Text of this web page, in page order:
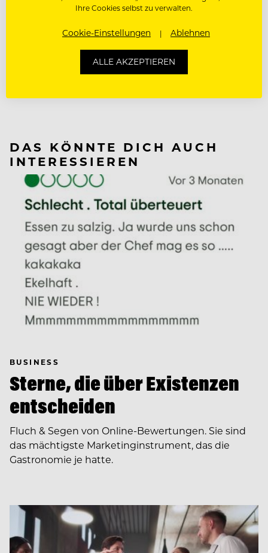
NÄCHSTER ARTIKEL
DAS KÖNNTE DICH AUCH
INTERESSIEREN
BUSINESS
Sterne, die über Existenzen
entscheiden
Fluch & Segen von Online-Bewertungen. Sie sind
das mächtigste Marketinginstrument, das die
Gastronomie je hatte.
Ihre Cookies selbst zu verwalten.
Cookie-Einstellungen Ablehnen
ALLE AKZEPTIEREN